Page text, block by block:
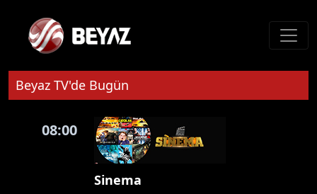
Beyaz TV'de Bugün
08:00
Sinema